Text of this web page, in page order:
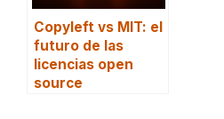
Copyleft vs MIT: el
futuro de las
licencias open
source